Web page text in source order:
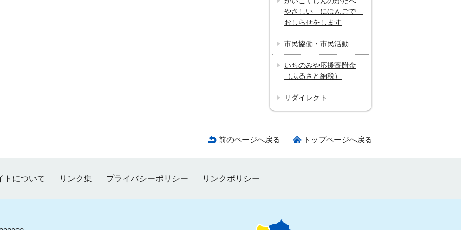
やさしい にほんごで
おしらせをします
市民協働・市民活動
いちのみや応援寄附金
（ふるさと納税）
リダイレクト
前のページへ戻る トップページへ戻る
トについて リンク集 プライバシーポリシー リンクポリシー